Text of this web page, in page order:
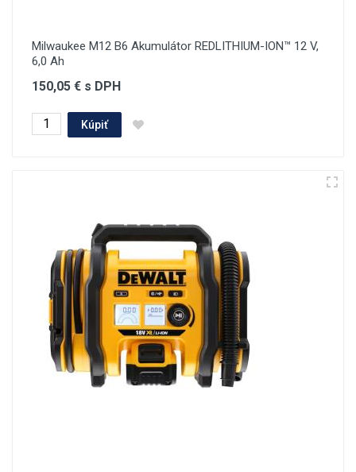
Milwaukee M12 B6 Akumulátor REDLITHIUM-ION™ 12 V,
6,0 Ah
150,05 € s DPH
Kúpiť